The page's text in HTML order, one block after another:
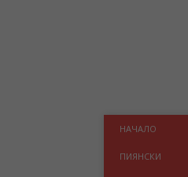
НАЧАЛО
ПИЯНСКИ